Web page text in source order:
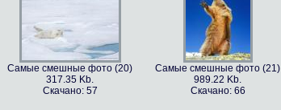
Самые смешные фото (9)
562.79 Kb.
Самые смешные фото (10)
899.22 Kb.
Самые смешные фото (20)
317.35 Kb.
Скачано: 57
Самые смешные фото (21)
989.22 Kb.
Скачано: 66